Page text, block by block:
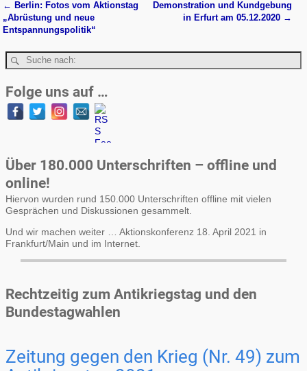
Artikelnavigation
← Berlin: Fotos vom Aktionstag
„Abrüstung und neue
Entspannungspolitik“
Demonstration und Kundgebung
in Erfurt am 05.12.2020 →
Folge uns auf …
Über 180.000 Unterschriften – offline und
online!
Hiervon wurden rund 150.000 Unterschriften offline mit vielen
Gesprächen und Diskussionen gesammelt.
Und wir machen weiter … Aktionskonferenz 18. April 2021 in
Frankfurt/Main und im Internet.
Rechtzeitig zum Antikriegstag und den
Bundestagwahlen
Zeitung gegen den Krieg (Nr. 49) zum